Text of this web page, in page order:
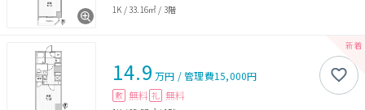
1K /33.16㎡ / 3階
14.9 万円 /管理費15,000円
敷 無料 礼 無料